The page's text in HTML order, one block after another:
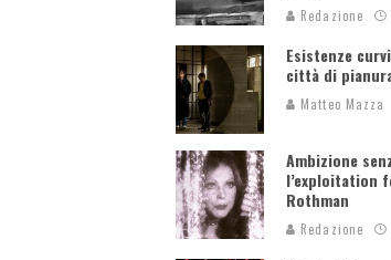
Redazione
Esistenze
città di
Matteo Mazza
Ambizione
l’exploitation
Rothman
Redazione